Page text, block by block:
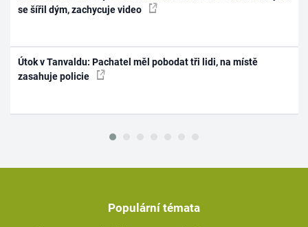
se šířil dým, zachycuje video
Útok v Tanvaldu: Pachatel měl pobodat tři lidi, na místě
zasahuje policie
Populární témata